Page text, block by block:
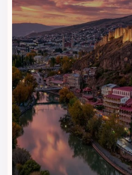
اتاق دلوکس کینگ | DELUXE KING
دونفره شیک‌تر انتخاب خوبی است.
فضای راحت و آرامی برای استراحت بعد از
فراهم می‌کند.
اتاق در هتل مرجان
استاندارد دبل یا دلوکس کینگ
تخت جداگانه می‌خواهید، اتاق
توئین مناسب‌تر است. برای اقامت